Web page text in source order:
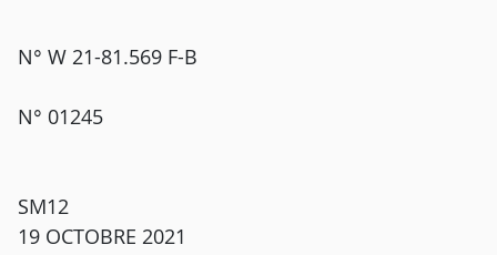
N° W 21-81.569 F-B
N° 01245
SM12
19 OCTOBRE 2021